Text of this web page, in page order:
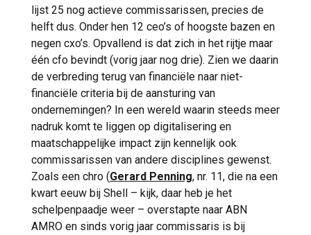
lijst 25 nog actieve commissarissen, precies de
helft dus. Onder hen 12 ceo’s of hoogste bazen en
negen cxo’s. Opvallend is dat zich in het rijtje maar
één cfo bevindt (vorig jaar nog drie). Zien we daarin
de verbreding terug van financiële naar niet-
financiële criteria bij de aansturing van
ondernemingen? In een wereld waarin steeds meer
nadruk komt te liggen op digitalisering en
maatschappelijke impact zijn kennelijk ook
commissarissen van andere disciplines gewenst.
Zoals een chro (Gerard Penning, nr. 11, die na een
kwart eeuw bij Shell – kijk, daar heb je het
schelpenpaadje weer – overstapte naar ABN
AMRO en sinds vorig jaar commissaris is bij